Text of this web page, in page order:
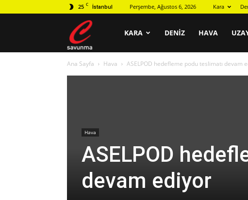
25 C İstanbul Perşembe, Ağustos 6, 2026 Kara
KARA DENIZ HAVA
Ana Sayfa Hava ASELPOD hedefleme podu teslimatı devam
Hava
ASELPOD
devam ediyor